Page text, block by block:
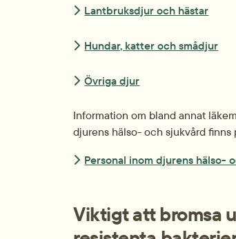
Lantbruksdjur och hästar
Hundar, katter och smådjur
Övriga djur
Information om bland annat
djurens hälso- och sjukvård
Personal inom djurens hälso-
Viktigt att bromsa